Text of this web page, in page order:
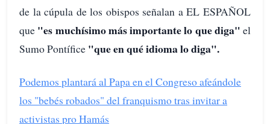
de la cúpula de los obispos señalan a EL ESPAÑOL
que "es muchísimo más importante lo que diga" el
Sumo Pontífice "que en qué idioma lo diga".
Podemos plantará al Papa en el Congreso afeándole
los "bebés robados" del franquismo tras invitar a
activistas pro Hamás